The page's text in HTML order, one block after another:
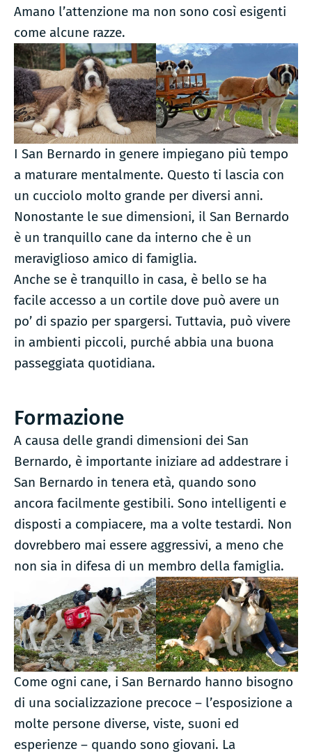
Amano l’attenzione ma non sono così esigenti
come alcune razze.
I San Bernardo in genere impiegano più tempo
a maturare mentalmente. Questo ti lascia con
un cucciolo molto grande per diversi anni.
Nonostante le sue dimensioni, il San Bernardo
è un tranquillo cane da interno che è un
meraviglioso amico di famiglia.
Anche se è tranquillo in casa, è bello se ha
facile accesso a un cortile dove può avere un
po’ di spazio per spargersi. Tuttavia, può vivere
in ambienti piccoli, purché abbia una buona
passeggiata quotidiana.
Formazione
A causa delle grandi dimensioni dei San
Bernardo, è importante iniziare ad addestrare i
San Bernardo in tenera età, quando sono
ancora facilmente gestibili. Sono intelligenti e
disposti a compiacere, ma a volte testardi. Non
dovrebbero mai essere aggressivi, a meno che
non sia in difesa di un membro della famiglia.
Come ogni cane, i San Bernardo hanno bisogno
di una socializzazione precoce – l’esposizione a
molte persone diverse, viste, suoni ed
esperienze – quando sono giovani. La